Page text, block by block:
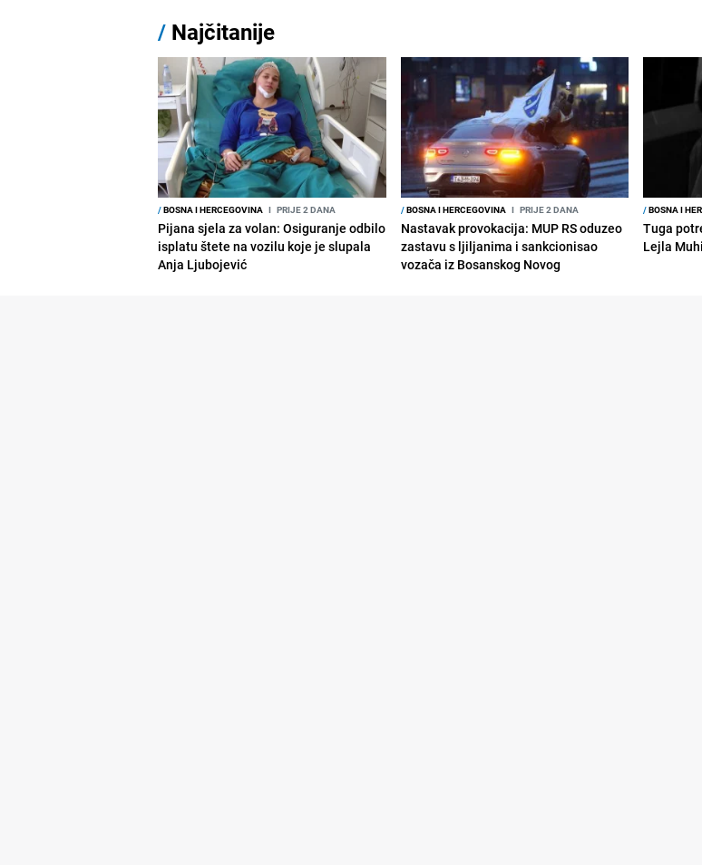
/ Najčitanije
/BOSNA I HERCEGOVINA I PRIJE 2 DANA
Pijana sjela za volan: Osiguranje odbilo
isplatu štete na vozilu koje je slupala
Anja Ljubojević
/BOSNA I HERCEGOVINA I PRIJE 2 DANA
Nastavak provokacija: MUP RS oduzeo
zastavu s ljiljanima i sankcionisao
vozača iz Bosanskog Novog
/BOSNA I
Tuga
Lejla